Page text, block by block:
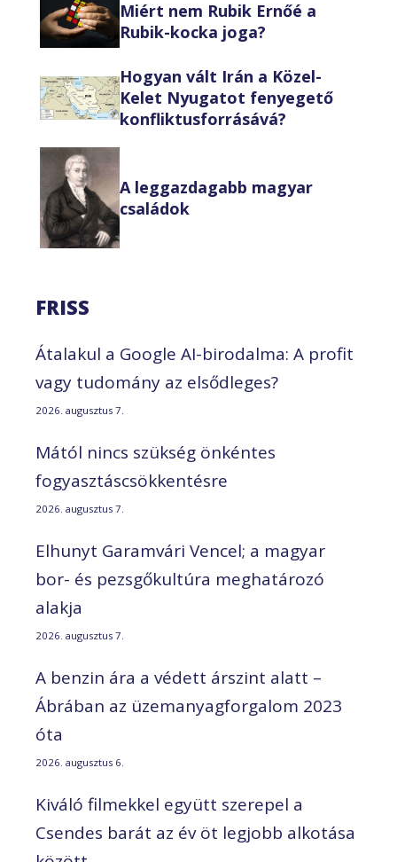
Miért nem Rubik Ernőé a
Rubik-kocka joga?
Hogyan vált Irán a Közel-
Kelet Nyugatot fenyegető
konfliktusforrásává?
A leggazdagabb magyar
családok
FRISS
Átalakul a Google AI-birodalma: A profit
vagy tudomány az elsődleges?
2026. augusztus 7.
Mától nincs szükség önkéntes
fogyasztáscsökkentésre
2026. augusztus 7.
Elhunyt Garamvári Vencel; a magyar
bor- és pezsgőkultúra meghatározó
alakja
2026. augusztus 7.
A benzin ára a védett árszint alatt –
Ábrában az üzemanyagforgalom 2023
óta
2026. augusztus 6.
Kiváló filmekkel együtt szerepel a
Csendes barát az év öt legjobb alkotása